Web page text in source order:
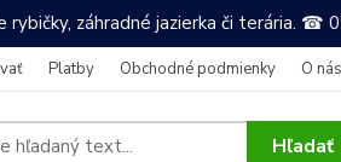
rybičky, záhradné jazierka či terária. ☎
Platby Obchodné podmienky O nás
Hľadať